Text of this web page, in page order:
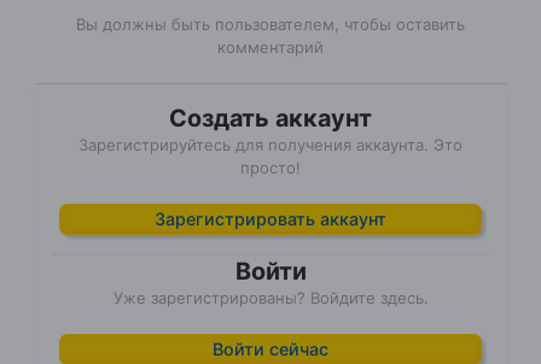
Вы должны быть пользователем, чтобы оставить
комментарий
Создать аккаунт
Зарегистрируйтесь для получения аккаунта. Это
просто!
Зарегистрировать аккаунт
Войти
Уже зарегистрированы? Войдите здесь.
Войти сейчас